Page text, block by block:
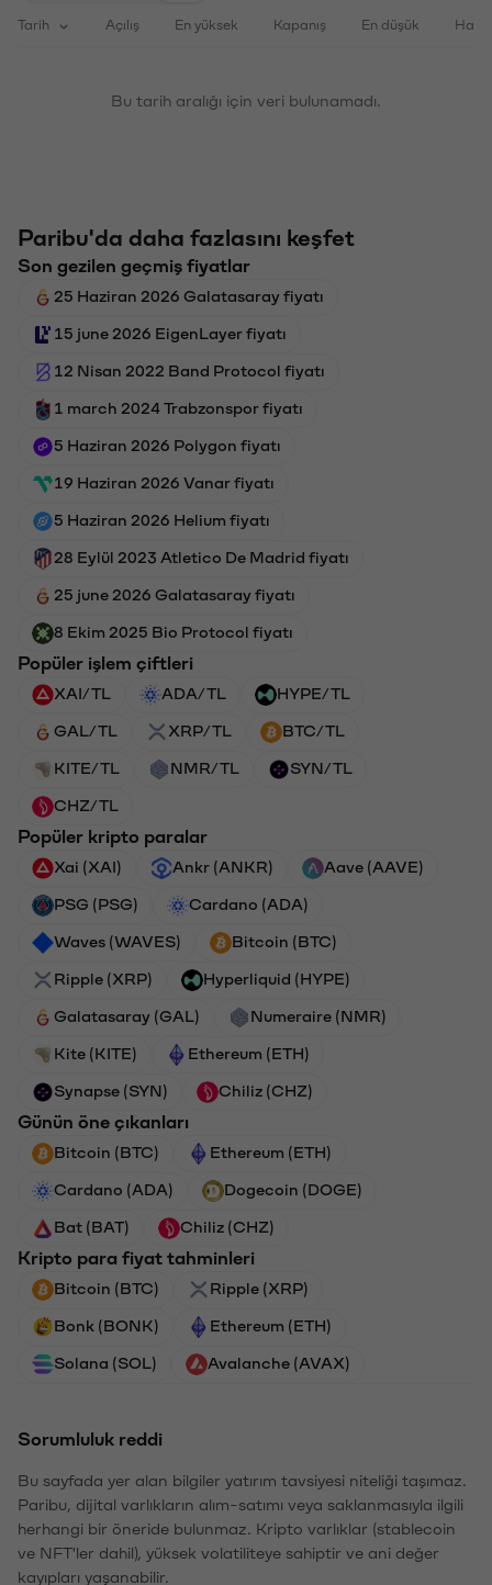
Tarih Açılış En yüksek Kapanış En düşük
Bu tarih aralığı için veri bulunamadı.
Paribu'da daha fazlasını keşfet
Son gezilen geçmiş fiyatlar
25 Haziran 2026 Galatasaray fiyatı
15 june 2026 EigenLayer fiyatı
12 Nisan 2022 Band Protocol fiyatı
1 march 2024 Trabzonspor fiyatı
5 Haziran 2026 Polygon fiyatı
19 Haziran 2026 Vanar fiyatı
5 Haziran 2026 Helium fiyatı
28 Eylül 2023 Atletico De Madrid fiyatı
25 june 2026 Galatasaray fiyatı
8 Ekim 2025 Bio Protocol fiyatı
Popüler işlem çiftleri
XAI/TL ADA/TL HYPE/TL
GAL/TL XRP/TL BTC/TL
KITE/TL NMR/TL SYN/TL
CHZ/TL
Popüler kripto paralar
Xai (XAI) Ankr (ANKR) Aave (AAVE)
PSG (PSG) Cardano (ADA)
Waves (WAVES) Bitcoin (BTC)
Ripple (XRP) Hyperliquid (HYPE)
Galatasaray (GAL) Numeraire (NMR)
Kite (KITE) Ethereum (ETH)
Synapse (SYN) Chiliz (CHZ)
Günün öne çıkanları
Bitcoin (BTC) Ethereum (ETH)
Cardano (ADA) Dogecoin (DOGE)
Bat (BAT) Chiliz (CHZ)
Kripto para fiyat tahminleri
Bitcoin (BTC) Ripple (XRP)
Bonk (BONK) Ethereum (ETH)
Solana (SOL) Avalanche (AVAX)
Sorumluluk reddi
Bu sayfada yer alan bilgiler yatırım tavsiyesi niteliği taşımaz.
Paribu, dijital varlıkların alım-satımı veya saklanmasıyla ilgili
herhangi bir öneride bulunmaz. Kripto varlıklar (stablecoin
ve NFT'ler dahil), yüksek volatiliteye sahiptir ve ani değer
kayıpları yaşanabilir.